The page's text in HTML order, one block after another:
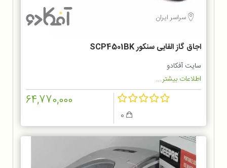
سراسر ایران
اجاق گاز القایی سنکور SCP4501BK
سایت آفکادو
اطلاعات بیشتر...
64,770,000